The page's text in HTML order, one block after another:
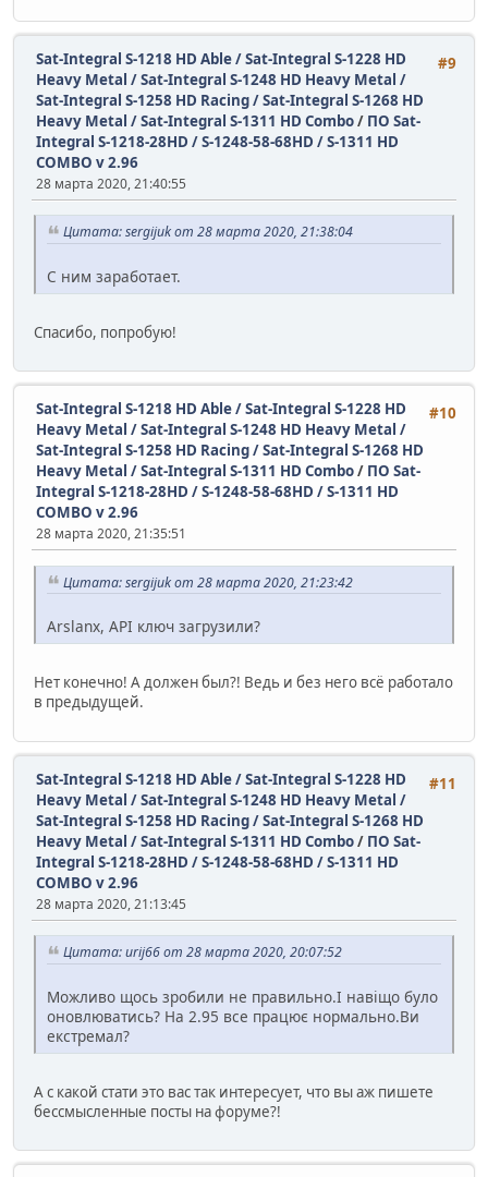
#9
Sat-Integral S-1218 HD Able / Sat-Integral S-1228 HD
Heavy Metal / Sat-Integral S-1248 HD Heavy Metal /
Sat-Integral S-1258 HD Racing / Sat-Integral S-1268 HD
Heavy Metal / Sat-Integral S-1311 HD Combo/ ПО Sat-
Integral S-1218-28HD / S-1248-58-68HD / S-1311 HD
COMBO v 2.96
28 марта 2020, 21:40:55
Цитата: sergijuk от 28 марта 2020, 21:38:04
С ним заработает.
Спасибо, попробую!
#10
Sat-Integral S-1218 HD Able / Sat-Integral S-1228 HD
Heavy Metal / Sat-Integral S-1248 HD Heavy Metal /
Sat-Integral S-1258 HD Racing / Sat-Integral S-1268 HD
Heavy Metal / Sat-Integral S-1311 HD Combo/ ПО Sat-
Integral S-1218-28HD / S-1248-58-68HD / S-1311 HD
COMBO v 2.96
28 марта 2020, 21:35:51
Цитата: sergijuk от 28 марта 2020, 21:23:42
Arslanx, API ключ загрузили?
Нет конечно! А должен был?! Ведь и без него всё работало
в предыдущей.
#11
Sat-Integral S-1218 HD Able / Sat-Integral S-1228 HD
Heavy Metal / Sat-Integral S-1248 HD Heavy Metal /
Sat-Integral S-1258 HD Racing / Sat-Integral S-1268 HD
Heavy Metal / Sat-Integral S-1311 HD Combo/ ПО Sat-
Integral S-1218-28HD / S-1248-58-68HD / S-1311 HD
COMBO v 2.96
28 марта 2020, 21:13:45
Цитата: urij66 от 28 марта 2020, 20:07:52
Можливо щось зробили не правильно.І навіщо було
оновлюватись? На 2.95 все працює нормально.Ви
екстремал?
А с какой стати это вас так интересует, что вы аж пишете
бессмысленные посты на форуме?!